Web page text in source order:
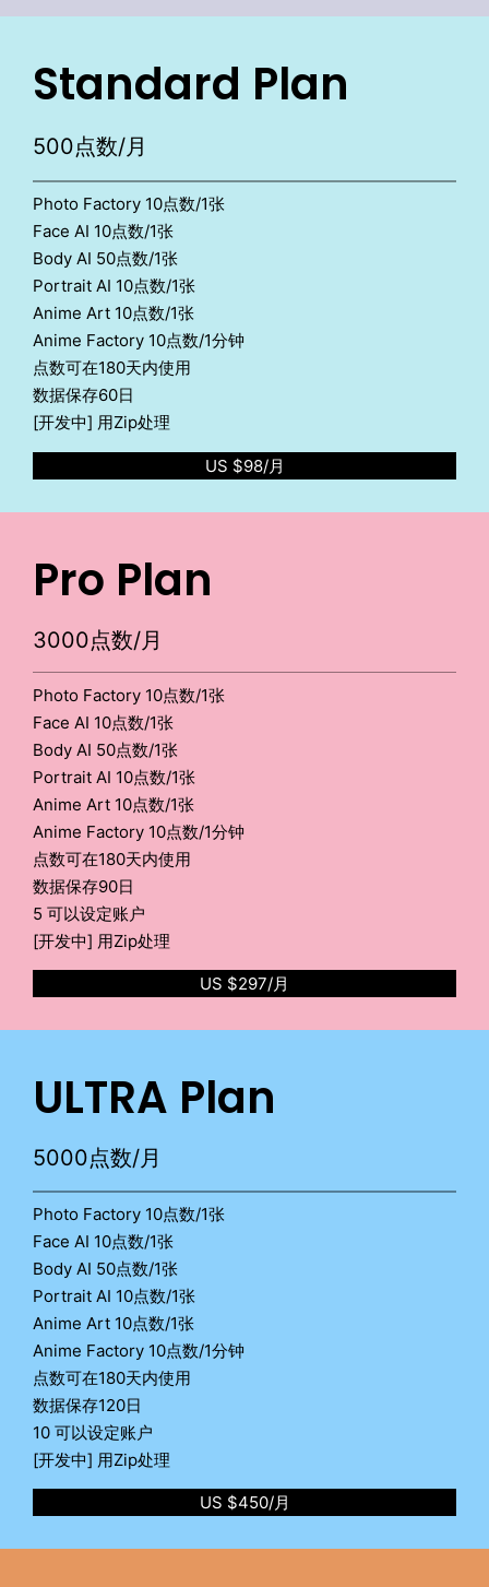
Standard Plan
500点数/月
Photo Factory 10点数/1张
Face AI 10点数/1张
Body AI 50点数/1张
Portrait AI 10点数/1张
Anime Art 10点数/1张
Anime Factory 10点数/1分钟
点数可在180天内使用
数据保存60日
[开发中] 用Zip处理
US $98/月
Pro Plan
3000点数/月
Photo Factory 10点数/1张
Face AI 10点数/1张
Body AI 50点数/1张
Portrait AI 10点数/1张
Anime Art 10点数/1张
Anime Factory 10点数/1分钟
点数可在180天内使用
数据保存90日
5 可以设定账户
[开发中] 用Zip处理
US $297/月
ULTRA Plan
5000点数/月
Photo Factory 10点数/1张
Face AI 10点数/1张
Body AI 50点数/1张
Portrait AI 10点数/1张
Anime Art 10点数/1张
Anime Factory 10点数/1分钟
点数可在180天内使用
数据保存120日
10 可以设定账户
[开发中] 用Zip处理
US $450/月